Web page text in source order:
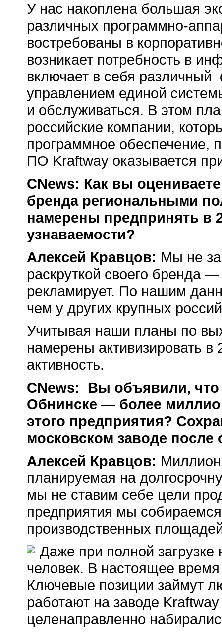
У нас накоплена большая
различных программно-
востребованы в
возникает потребность в
включает в себя
управлением единой
и обслуживаться. В этом
российские компании,
программное обеспечение,
ПО Kraftway оказывается
CNews: Как вы
бренда региональными
намерены предпринять в
узнаваемости?
Алексей Кравцов: Мы не
раскруткой своего бренда
рекламирует. По нашим
чем у других крупных
Учитывая наши планы по
намерены активизировать
активность.
CNews: Вы объявили,
Обнинске — более
этого предприятия?
московском заводе после
Алексей Кравцов:
планируемая на
мы не ставим себе цели
предприятия мы
производственных
Даже при полной загрузке
человек. В настоящее
Ключевые позиции займут
работают на заводе
целенаправленно